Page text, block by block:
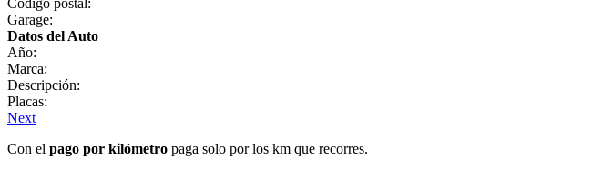
Garage:
Datos del Auto
Año:
Marca:
Descripción:
Placas:
Next
Con el pago por kilómetro paga solo por los km que recorres.